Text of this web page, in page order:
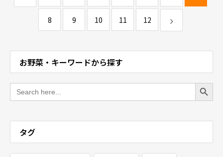
8 9 10 11 12
お野菜・キーワードから探す
Search
for:
Search Button
タグ